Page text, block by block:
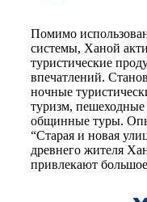
Помимо
системы, Ханой
туристические
впечатлений.
ночные
туризм,
общинные туры.
“Старая и новая
древнего жителя
привлекают